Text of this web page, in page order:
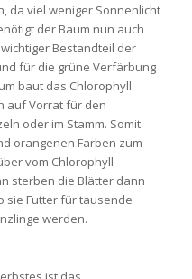
da viel weniger Sonnenlicht
der Baum nun auch
Bestandteil der
für die grüne Verfärbung
baut das Chlorophyll
auf Vorrat für den
oder im Stamm. Somit
orangenen Farben zum
vom Chlorophyll
sterben die Blätter dann
sie Futter für tausende
werden.